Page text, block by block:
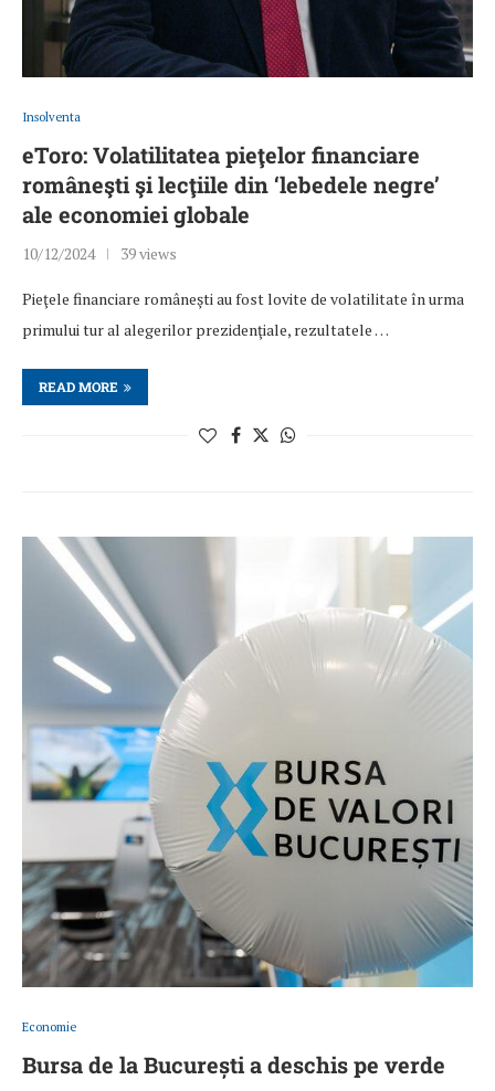
Insolventa
eToro: Volatilitatea pieţelor financiare
româneşti şi lecţiile din ‘lebedele negre’
ale economiei globale
10/12/2024 39 views
Pieţele financiare româneşti au fost lovite de volatilitate în urma
primului tur al alegerilor prezidenţiale, rezultatele …
READ MORE
Economie
Bursa de la București a deschis pe verde